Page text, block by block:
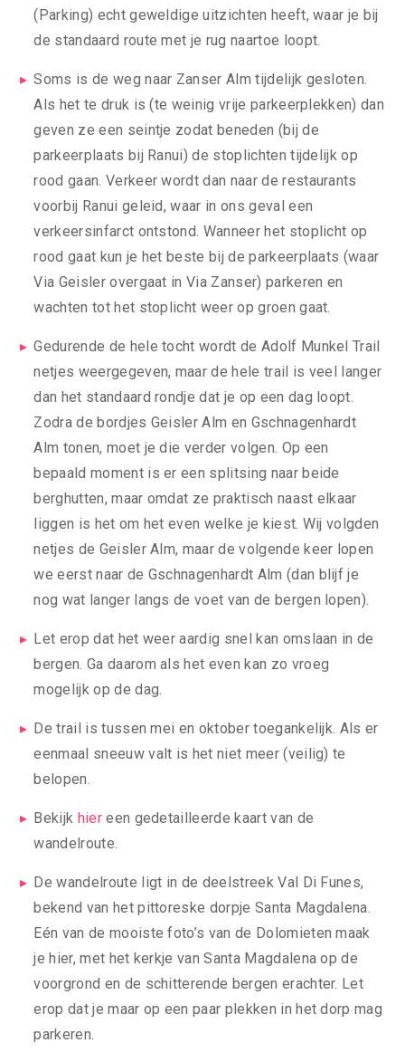
(Parking) echt geweldige uitzichten heeft, waar je bij
de standaard route met je rug naartoe loopt.
Soms is de weg naar Zanser Alm tijdelijk gesloten.
Als het te druk is (te weinig vrije parkeerplekken) dan
geven ze een seintje zodat beneden (bij de
parkeerplaats bij Ranui) de stoplichten tijdelijk op
rood gaan. Verkeer wordt dan naar de restaurants
voorbij Ranui geleid, waar in ons geval een
verkeersinfarct ontstond. Wanneer het stoplicht op
rood gaat kun je het beste bij de parkeerplaats (waar
Via Geisler overgaat in Via Zanser) parkeren en
wachten tot het stoplicht weer op groen gaat.
Gedurende de hele tocht wordt de Adolf Munkel Trail
netjes weergegeven, maar de hele trail is veel langer
dan het standaard rondje dat je op een dag loopt.
Zodra de bordjes Geisler Alm en Gschnagenhardt
Alm tonen, moet je die verder volgen. Op een
bepaald moment is er een splitsing naar beide
berghutten, maar omdat ze praktisch naast elkaar
liggen is het om het even welke je kiest. Wij volgden
netjes de Geisler Alm, maar de volgende keer lopen
we eerst naar de Gschnagenhardt Alm (dan blijf je
nog wat langer langs de voet van de bergen lopen).
Let erop dat het weer aardig snel kan omslaan in de
bergen. Ga daarom als het even kan zo vroeg
mogelijk op de dag.
De trail is tussen mei en oktober toegankelijk. Als er
eenmaal sneeuw valt is het niet meer (veilig) te
belopen.
Bekijk hiereen gedetailleerde kaart van de
wandelroute.
De wandelroute ligt in de deelstreek Val Di Funes,
bekend van het pittoreske dorpje Santa Magdalena.
Eén van de mooiste foto’s van de Dolomieten maak
je hier, met het kerkje van Santa Magdalena op de
voorgrond en de schitterende bergen erachter. Let
erop dat je maar op een paar plekken in het dorp mag
parkeren.